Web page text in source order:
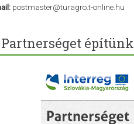
postmaster@turagro.t-online.hu
Partnerséget építünk